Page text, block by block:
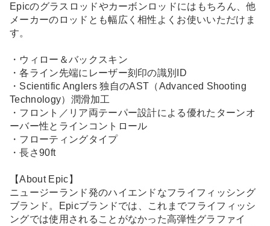
Epicのグラスロッドやカーボンロッドにはもちろん、他
メーカーのロッドとも幅広く相性よくお使いいただけま
す。
・ウィロー＆バックスキン
・各ライン先端にレーザー刻印の識別ID
・Scientific Anglers 独自のAST（Advanced Shooting
Technology）潤滑加工
・フロント／リア両テーパー設計による優れたターンオ
ーバー性とラインコントロール
・フローティングタイプ
・長さ90ft
【About Epic】
ニュージーランド発のハイエンドなフライフィッシング
ブランド。Epicブランドでは、これまでフライフィッシ
ングでは使用されることがなかった高弾性グラファイ